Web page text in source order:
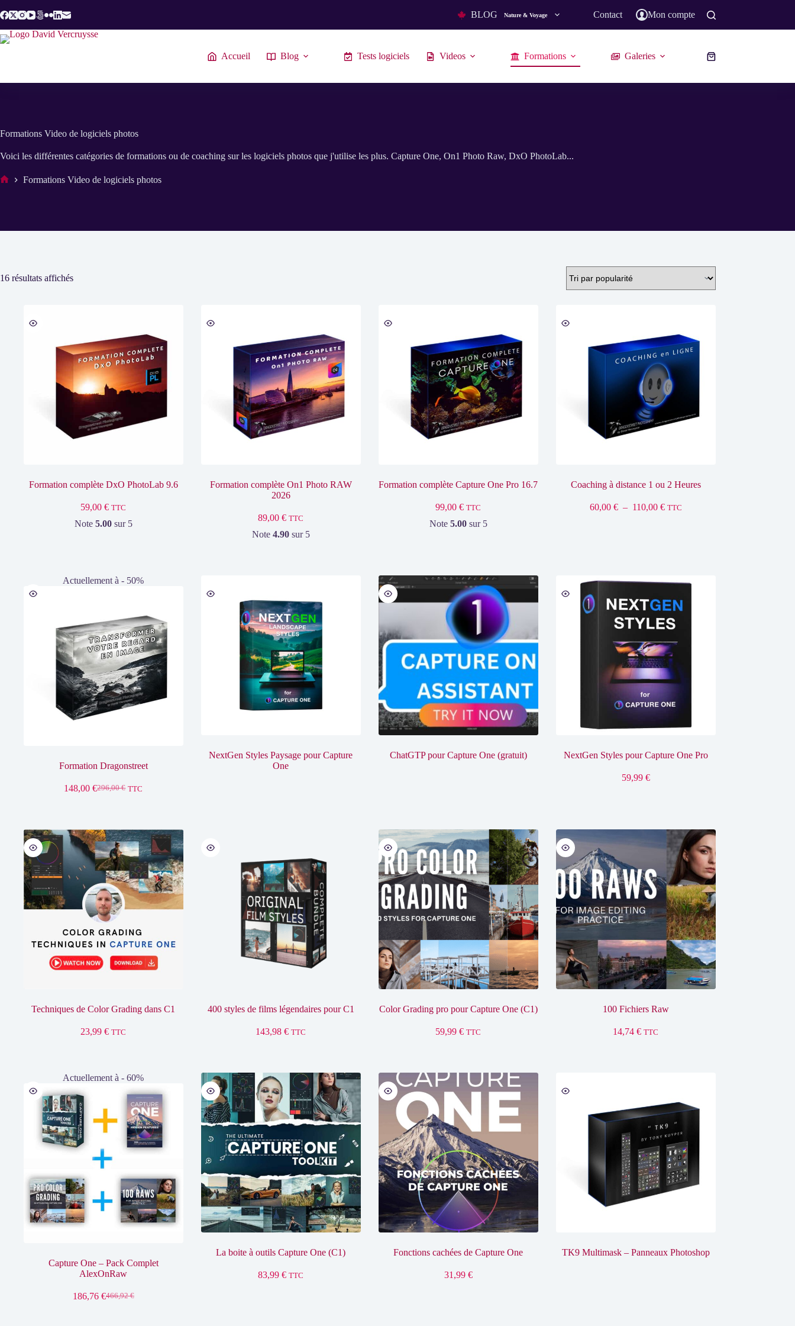
au
BLOG Nature & Voyage Contact Mon compte
Accueil Blog Tests logiciels Videos Formations Galeries
Panier
Formations Video de logiciels photos
Voici les différentes catégories de formations ou de coaching sur les logiciels photos que j'utilise les plus. Capture One, On1 Photo Raw, DxO PhotoLab...
Formations Video de logiciels photos
16 résultats affichésTrié
Formation complète DxO PhotoLab 9.6
59,00€ TTC
Note 5.00sur 5
Formation complète On1 Photo RAW
2026
89,00€ TTC
Note 4.90sur 5
Formation complète Capture One Pro 16.7
99,00€ TTC
Note 5.00sur 5
Coaching à distance 1 ou 2 Heures
60,00 € – 110,00 €Plage
TTC
Actuellement à - 50%
Formation Dragonstreet
296,00€
Le
296,00 €.
148,00€Le
148,00 €.
TTC
NextGen Styles Paysage pour Capture
One
ChatGTP pour Capture One (gratuit) NextGen Styles pour Capture One Pro
59,99 €
Techniques de Color Grading dans C1
23,99€ TTC
400 styles de films légendaires pour C1
143,98€ TTC
Color Grading pro pour Capture One (C1)
59,99€ TTC
100 Fichiers Raw
14,74€ TTC
Actuellement à - 60%
Capture One – Pack Complet
AlexOnRaw
466,92€
Le
186,76 €Le
La boite à outils Capture One (C1)
83,99€ TTC
Fonctions cachées de Capture One
31,99 €
TK9 Multimask – Panneaux Photoshop